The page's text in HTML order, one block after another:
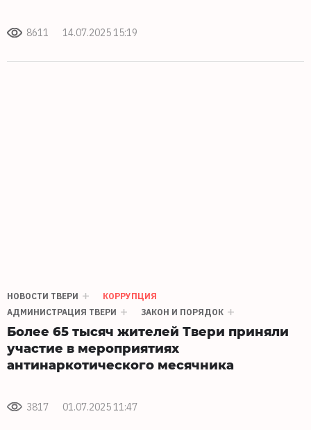
8611 14.07.2025 15:19
НОВОСТИ ТВЕРИ
КОРРУПЦИЯ
АДМИНИСТРАЦИЯ ТВЕРИ
ЗАКОН И ПОРЯДОК
Более 65 тысяч жителей Твери приняли
участие в мероприятиях
антинаркотического месячника
3817 01.07.2025 11:47